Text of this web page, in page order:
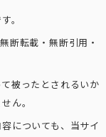
。
断転載・無断引用・
被ったとされるいか
ん。
についても、当サイ